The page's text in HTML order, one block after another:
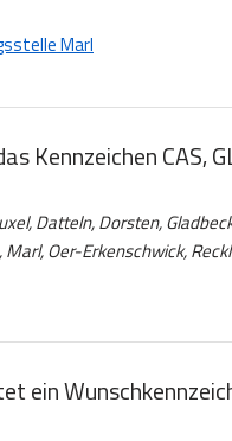
Marl
Kennzeichen CAS,
Datteln, Dorsten,
Marl, Oer-Erkenschwick,
ein